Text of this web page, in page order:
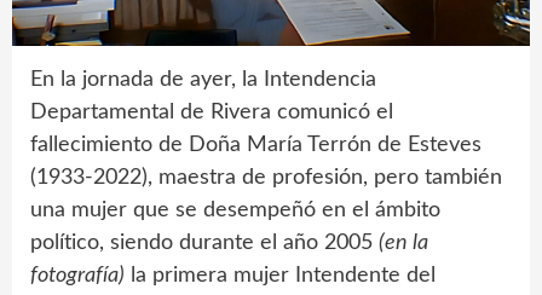
En la jornada de ayer, la Intendencia
Departamental de Rivera comunicó el
fallecimiento de Doña María Terrón de Esteves
(1933-2022), maestra de profesión, pero también
una mujer que se desempeñó en el ámbito
político, siendo durante el año 2005 (en la
fotografía) la primera mujer Intendente del